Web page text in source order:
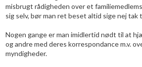
misbrugt rådigheden over et
sig selv, bør man ret beset altid sige nej tak
Nogen gange er man imidlertid nødt til at
og andre med deres korrespondance m.v.
myndigheder.